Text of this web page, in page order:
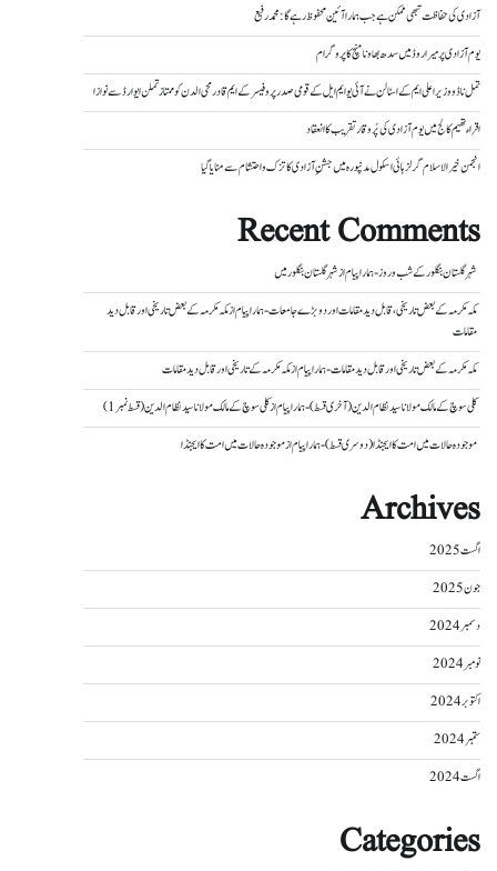
آزادی کی حفاظت تبھی ممکن ہے جب ہمارا آئین محفوظ رہے گا : محمد رفیع
یوم آزادی پر میراروڈ میں سدھ بھاونا منچ کا پروگرام
تمل ناڈو وزیر اعلی ایم کے اسٹالن نے آئی یو ایم ایل کے قومی صدر پروفیسر کے ایم قادرمحی الدن کو ممتاز تملن ایوارڈ سے نوازا
اقراء تھیم کالج میں یوم آزادی کی پُر وقار تقریب کا انعقاد
انجمن خیر الاسلام گرلز ہائی اسکول مدنپورہ میں جشنِ آزادی کا تزک و احتشام سے منایا گیا
Recent Comments
شہر گلستان بنگلور کے شب و روز - ہمارا پیامازشہر گلستان بنگلور میں
مکہ مکرمہ کے بعض تاریخی، قابل دید مقامات اور دو بڑے جامعات - ہمارا پیامازمکہ مکرمہ کے بعض تاریخی اور قابل دید
مقامات
مکہ مکرمہ کے بعض تاریخی اور قابل دید مقامات - ہمارا پیامازمکہ مکرمہ کے تاریخی اور قابل دید مقامات
کلی سوچ کے مالک مولانا سید نظام الدین (آخری قسط) - ہمارا پیامازکلی سوچ کے مالک مولانا سید نظام الدین (قسط نمبر 1)
موجودہ حالات میں امت کا ایجنڈا (دوسری قسط) - ہمارا پیامازموجودہ حالات میں امت کا ایجنڈا
Archives
اگست 2025
جون 2025
دسمبر 2024
نومبر 2024
اکتوبر 2024
ستمبر 2024
اگست 2024
Categories